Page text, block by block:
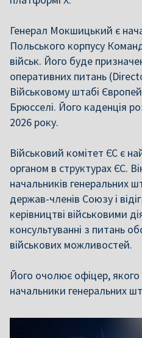
Генерал Мокшицький є
Польського корпусу
військ. Його буде
оперативних питань
Військовому штабі
Брюсселі. Його каденція
2026 року.
Військовий комітет ЄС є
органом в структурах ЄС.
начальників генеральних
держав-членів Союзу і
керівництві військовими
консультуванні з питань
військових можливостей.
Його очолює офіцер,
начальники генеральних